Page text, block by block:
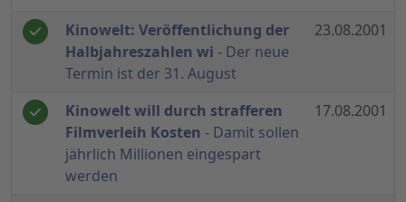
Kinowelt: Veröffentlichung der
Halbjahreszahlen wi - Der neue
Termin ist der 31. August
23.08.2001
Kinowelt will durch strafferen
Filmverleih Kosten - Damit sollen
jährlich Millionen eingespart
werden
17.08.2001